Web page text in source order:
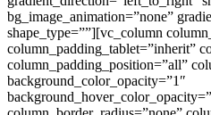
bg_image_animation=”none”
shape_type=””][vc_column
column_padding_tablet=”inherit”
column_padding_position=”all”
background_color_opacity=”1″